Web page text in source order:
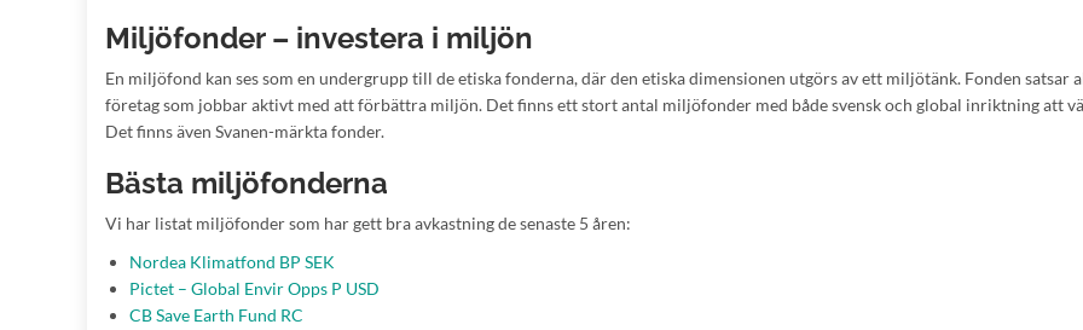
Miljöfonder – investera i miljön
En miljöfond kan ses som en undergrupp till de etiska fonderna, där den etiska dimensionen utgörs av ett miljötänk. Fonden satsar
företag som jobbar aktivt med att förbättra miljön. Det finns ett stort antal miljöfonder med både svensk och global inriktning att
Det finns även Svanen-märkta fonder.
Bästa miljöfonderna
Vi har listat miljöfonder som har gett bra avkastning de senaste 5 åren:
Nordea Klimatfond BP SEK
Pictet – Global Envir Opps P USD
CB Save Earth Fund RC